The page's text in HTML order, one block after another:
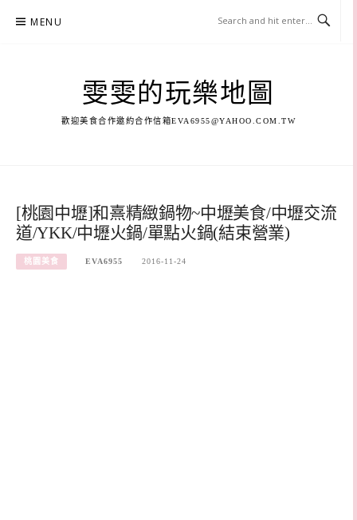
MENU
雯雯的玩樂地圖
歡迎美食合作邀約合作信箱EVA6955@YAHOO.COM.TW
[桃園中壢]和熹精緻鍋物~中壢美食/中壢交流
道/YKK/中壢火鍋/單點火鍋(結束營業)
桃園美食 EVA6955 2016-11-24